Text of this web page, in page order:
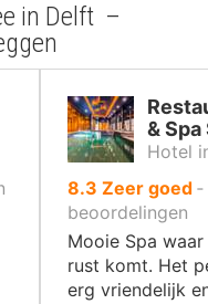
in Delft –
&
Hotel
8.3 uit
10
,
Zeer goed ‐
beoordelingen
Mooie Spa
rust komt. Het
erg vriendelijk